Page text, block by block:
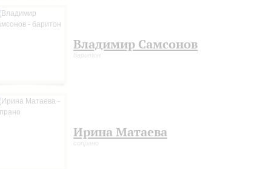
Владимир Самсонов
баритон
Ирина Матаева
сопрано